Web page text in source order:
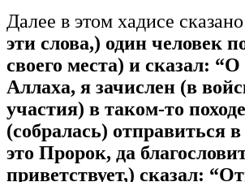
Далее в этом хадисе
эти слова,) один человек
своего места) и сказал:
Аллаха, я зачислен (в
участия) в таком-то
(собралась) отправиться
это Пророк, да
приветствует,) сказал: